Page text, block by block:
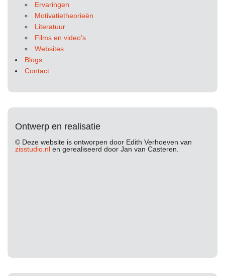
Ervaringen
Motivatietheorieën
Literatuur
Films en video’s
Websites
Blogs
Contact
Ontwerp en realisatie
© Deze website is ontworpen door Edith Verhoeven van
zisstudio.nl en gerealiseerd door Jan van Casteren.